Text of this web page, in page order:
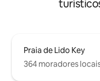
Praia de Lido Key
364 moradores